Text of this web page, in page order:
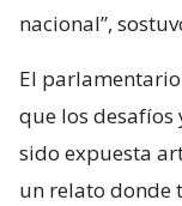
nacional”,
El
que los desafíos
sido expuesta
un relato donde